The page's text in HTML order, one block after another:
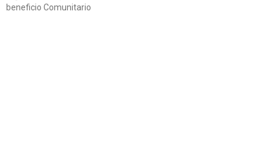
beneficio Comunitario